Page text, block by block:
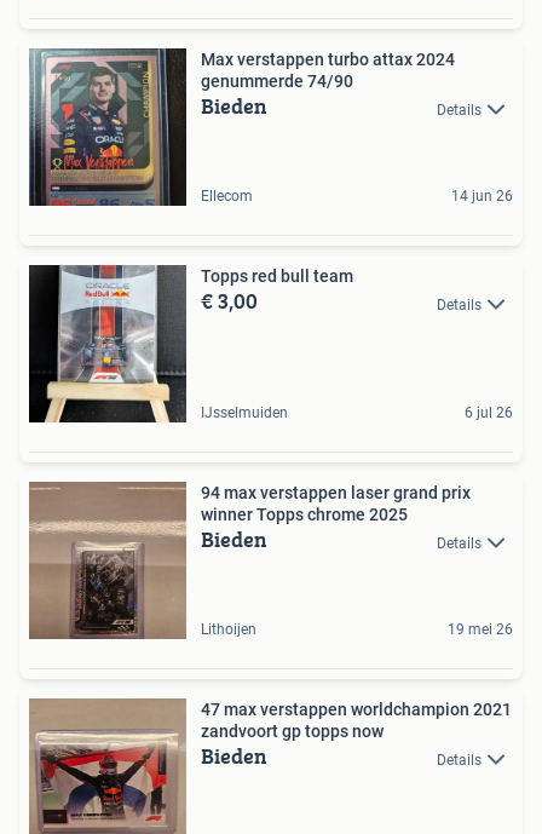
Max verstappen turbo attax 2024
genummerde 74/90
Bieden Details
Ellecom 14 jun 26
Topps red bull team
€ 3,00 Details
IJsselmuiden 6 jul 26
94 max verstappen laser grand prix
winner Topps chrome 2025
Bieden Details
Lithoijen 19 mei 26
47 max verstappen worldchampion 2021
zandvoort gp topps now
Bieden Details